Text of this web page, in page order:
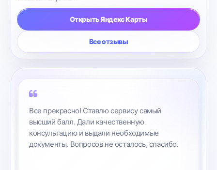
Открыть Яндекс Карты
Все отзывы
Все прекрасно! Ставлю сервису самый
высший балл. Дали качественную
консультацию и выдали необходимые
документы. Вопросов не осталось, спасибо.